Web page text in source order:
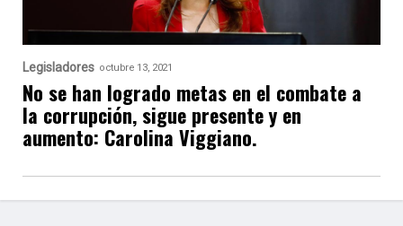
Legisladores octubre 13, 2021
No se han logrado metas en el combate a
la corrupción, sigue presente y en
aumento: Carolina Viggiano.